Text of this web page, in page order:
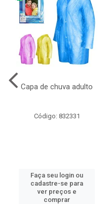
Capa de chuva adulto
Código: 832331
Faça seu login ou
cadastre-se para
ver preços e
comprar